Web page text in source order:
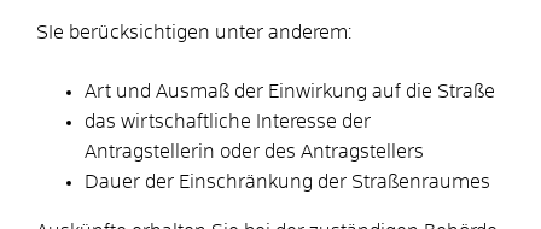
SIe berücksichtigen unter anderem:
Art und Ausmaß der Einwirkung auf die Straße
das wirtschaftliche Interesse der
Antragstellerin oder des Antragstellers
Dauer der Einschränkung der Straßenraumes